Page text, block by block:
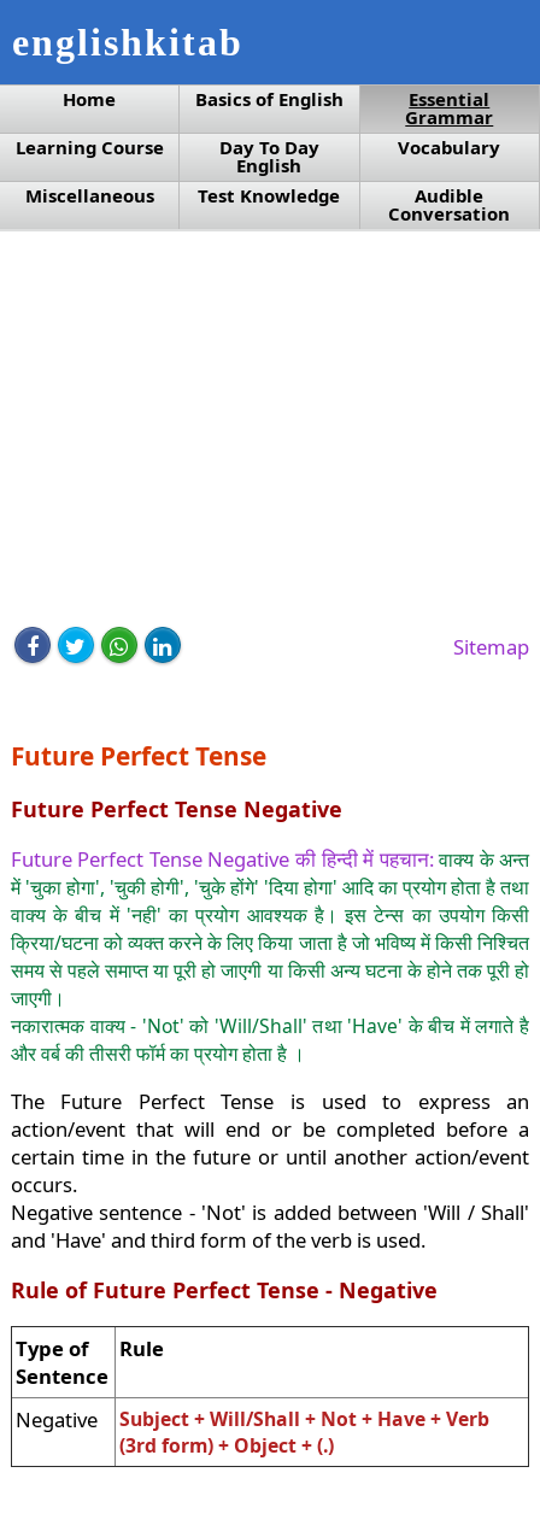
englishkitab
Home Basics of English Essential
Grammar
Learning Course
Day To Day
English
Vocabulary
Miscellaneous
Test Knowledge Audible
Conversation
Sitemap
Future Perfect Tense
Future Perfect Tense Negative
Future Perfect Tense Negative की हिन्दी में पहचान:वाक्य के अन्त
में 'चुका होगा', 'चुकी होगी', 'चुके होंगे' 'दिया होगा' आदि का प्रयोग होता है तथा
वाक्य के बीच में 'नही' का प्रयोग आवश्यक है। इस टेन्स का उपयोग किसी
क्रिया/घटना को व्यक्त करने के लिए किया जाता है जो भविष्य में किसी निश्चित
समय से पहले समाप्त या पूरी हो जाएगी या किसी अन्य घटना के होने तक पूरी हो
जाएगी।
नकारात्मक वाक्य - 'Not' को 'Will/Shall' तथा 'Have' के बीच में लगाते है
और वर्ब की तीसरी फॉर्म का प्रयोग होता है ।
The Future Perfect Tense is used to express an
action/event that will end or be completed before a
certain time in the future or until another action/event
occurs.
Negative sentence - 'Not' is added between 'Will / Shall'
and 'Have' and third form of the verb is used.
Rule of Future Perfect Tense - Negative
Type of
Sentence
Rule
Negative
Subject + Will/Shall + Not + Have + Verb
(3rd form) + Object + (.)